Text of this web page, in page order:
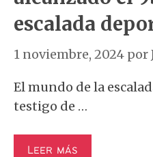
escalada
1 noviembre, 2024 por
El mundo de la
testigo de …
Leer más